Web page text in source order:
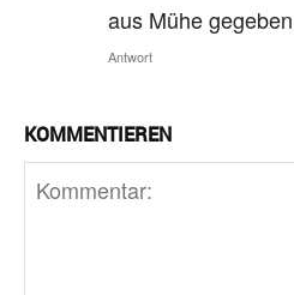
aus Mühe
Antwort
KOMMENTIEREN